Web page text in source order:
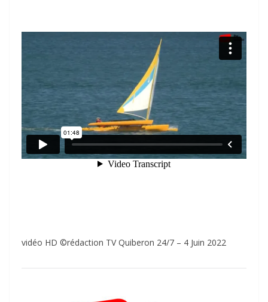
vidéo HD ©rédaction TV Quiberon 24/7 – 4 Juin 2022